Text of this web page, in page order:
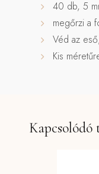
40 db, 5
megőrzi a
Véd az
Kis
Kapcsolódó